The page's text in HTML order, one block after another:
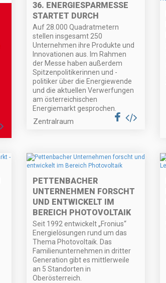
36. ENERGIESPARMESSE
STARTET DURCH
Auf 28.000 Quadratmetern
stellen insgesamt 250
Unternehmen ihre Produkte und
Innovationen aus. Im Rahmen
der Messe haben außerdem
Spitzenpolitikerinnen und -
politiker über die Energiewende
und die aktuellen Verwerfungen
am österreichischen
Energiemarkt gesprochen.
Zentralraum
PETTENBACHER
UNTERNEHMEN FORSCHT
UND ENTWICKELT IM
BEREICH PHOTOVOLTAIK
Seit 1992 entwickelt „Fronius“
Energielösungen rund um das
Thema Photovoltaik. Das
Familienunternehmen in dritter
Generation gibt es mittlerweile
an 5 Standorten in
Oberösterreich.